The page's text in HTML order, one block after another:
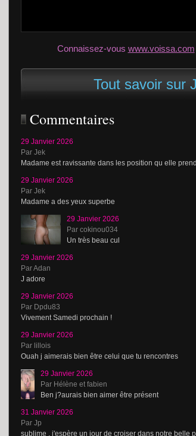
Connaissez-vous www.voissa.com
Tout savoir sur
Commentaires
29 Janvier 2026
Par Jek
Madame est ravissante dans les position qu elle
29 Janvier 2026
Par Jek
Madame a des yeux superbe
29 Janvier 2026
Par cokinou034
Un très beau cul
29 Janvier 2026
Par Adan
J adore
29 Janvier 2026
Par Dpdu83
Vivement Samedi prochain !
29 Janvier 2026
Par lillois
Ouah j aimerais bien être celui que tu rencontres
29 Janvier 2026
Par Hélène et fabien
Ben j?aurais bien aimer être présent
31 Janvier 2026
Par Jp
sublime , j'espère un jour de croiser dans notre belle